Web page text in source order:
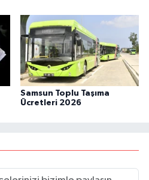
Samsun Toplu Taşıma
Ücretleri 2026